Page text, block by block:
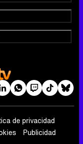
de privacidad
Publicidad